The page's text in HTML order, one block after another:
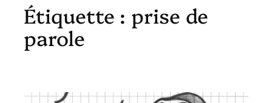
Étiquette : prise de
parole